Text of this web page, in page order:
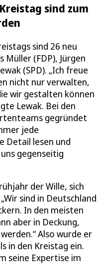
sind zum
sind 26 neu
(FDP), Jürgen
(SPD). „Ich freue
nicht nur verwalten,
wir gestalten können
Lewak. Bei den
gegründet
jede
Detail lesen und
gegenseitig
der Wille, sich
sind in Deutschland
In den meisten
aber in Deckung,
Also wurde er
in den Kreistag ein.
seine Expertise im